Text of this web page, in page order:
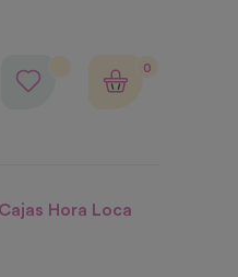
0
Cajas Hora Loca